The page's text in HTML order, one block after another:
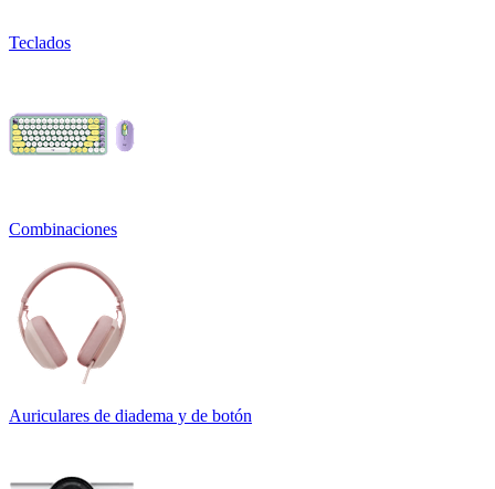
Teclados
Combinaciones
Auriculares de diadema y de botón